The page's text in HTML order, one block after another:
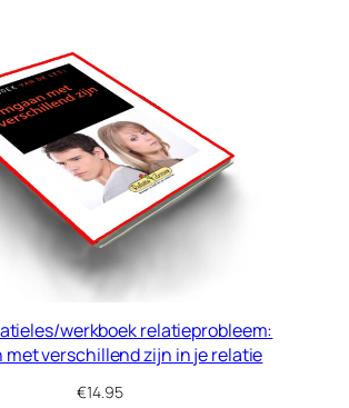
werkboek relatieprobleem:
met verschillend zijn in je relatie
€14.95